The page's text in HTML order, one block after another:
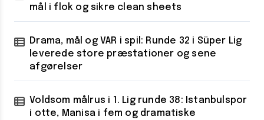
mål i flok og sikre clean sheets
Drama, mål og VAR i spil: Runde 32 i Süper Lig
leverede store præstationer og sene
afgørelser
Voldsom målrus i 1. Lig runde 38: Istanbulspor
i otte, Manisa i fem og dramatiske